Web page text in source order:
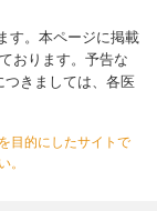
す。本ページに掲載
おります。予告な
つきましては、各医
目的にしたサイトで
。